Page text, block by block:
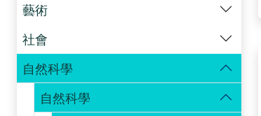
藝術
社會
自然科學
自然科學